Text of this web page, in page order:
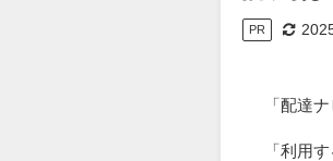
PR
「配達
「利用